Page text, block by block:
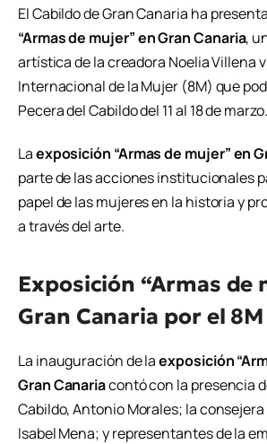
El Cabildo de Gran Canaria ha
“Armas de mujer” en Gran Canaria,
artística de la creadora Noelia Villena
Internacional de la Mujer (8M) que
Pecera del Cabildo del 11 al 18 de marzo.
Laexposición “Armas de mujer” en
parte de las acciones institucionales
papel de las mujeres en la historia y
a través del arte.
Exposición “Armas de
Gran Canaria por el 8M
La inauguración de laexposición
Gran Canariacontó con la presencia
Cabildo, Antonio Morales; la consejera
Isabel Mena; y representantes de la